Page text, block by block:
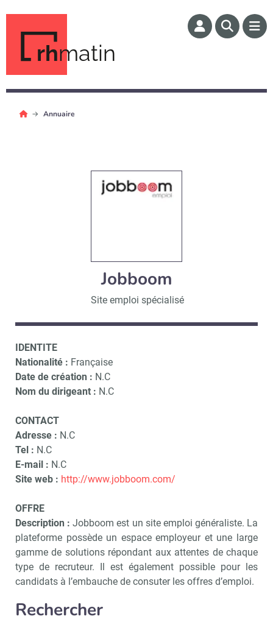
rhmatin
Annuaire
Jobboom
Site emploi spécialisé
IDENTITE
Nationalité : Française
Date de création : N.C
Nom du dirigeant : N.C
CONTACT
Adresse : N.C
Tel : N.C
E-mail : N.C
Site web : http://www.jobboom.com/
OFFRE
Description : Jobboom est un site emploi généraliste. La
plateforme possède un espace employeur et une large
gamme de solutions répondant aux attentes de chaque
type de recruteur. Il est également possible pour les
candidats à l’embauche de consuter les offres d’emploi.
Rechercher